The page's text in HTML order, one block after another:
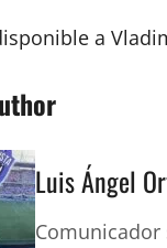
a
Luis Ángel